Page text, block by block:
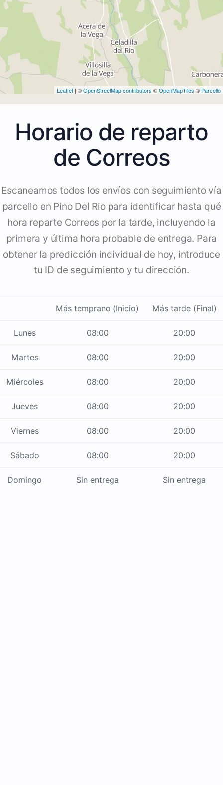
Leaflet | ©OpenStreetMap contributors ©OpenMapTiles © Parcello
Horario de reparto
de Correos
Escaneamos todos los envíos con seguimiento vía
parcello en Pino Del Rio para identificar hasta qué
hora reparte Correos por la tarde, incluyendo la
primera y última hora probable de entrega. Para
obtener la predicción individual de hoy, introduce
tu ID de seguimiento y tu dirección.
Más temprano (Inicio) Más tarde (Final)
Lunes 08:00 20:00
Martes 08:00 20:00
Miércoles 08:00 20:00
Jueves 08:00 20:00
Viernes 08:00 20:00
Sábado 08:00 20:00
Domingo Sin entrega Sin entrega